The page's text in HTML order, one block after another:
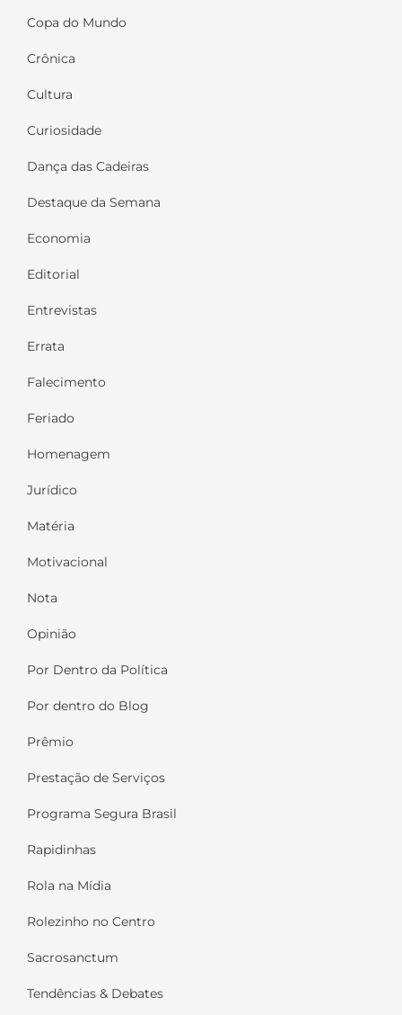
Copa do Mundo
Crônica
Cultura
Curiosidade
Dança das Cadeiras
Destaque da Semana
Economia
Editorial
Entrevistas
Errata
Falecimento
Feriado
Homenagem
Jurídico
Matéria
Motivacional
Nota
Opinião
Por Dentro da Política
Por dentro do Blog
Prêmio
Prestação de Serviços
Programa Segura Brasil
Rapidinhas
Rola na Mídia
Rolezinho no Centro
Sacrosanctum
Tendências & Debates